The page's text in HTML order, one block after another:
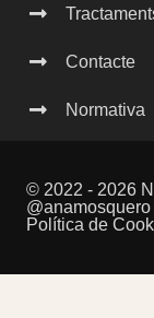
Contacte
Normativa
© 2022 - 2026
@anamosquero
Política de